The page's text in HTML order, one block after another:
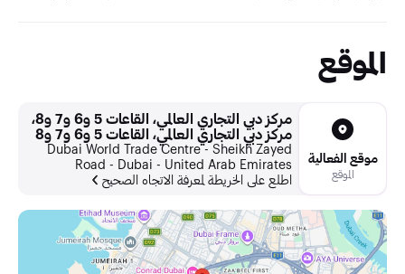
الموقع
موقع الفعالية
الموقع
مركز دبي التجاري العالمي، القاعات 5 و6 و7 و8،
مركز دبي التجاري العالمي، القاعات 5 و6 و7 و8
Dubai World Trade Centre - Sheikh Zayed
Road - Dubai - United Arab Emirates
اطلع على الخريطة لمعرفة الاتجاه الصحيح